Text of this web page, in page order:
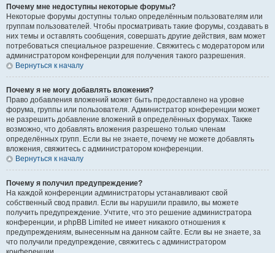
Почему мне недоступны некоторые форумы?
Некоторые форумы доступны только определённым пользователям или
группам пользователей. Чтобы просматривать такие форумы, создавать в
них темы и оставлять сообщения, совершать другие действия, вам может
потребоваться специальное разрешение. Свяжитесь с модератором или
администратором конференции для получения такого разрешения.
Вернуться к началу
Почему я не могу добавлять вложения?
Право добавления вложений может быть предоставлено на уровне
форума, группы или пользователя. Администратор конференции может
не разрешить добавление вложений в определённых форумах. Также
возможно, что добавлять вложения разрешено только членам
определённых групп. Если вы не знаете, почему не можете добавлять
вложения, свяжитесь с администратором конференции.
Вернуться к началу
Почему я получил предупреждение?
На каждой конференции администраторы устанавливают свой
собственный свод правил. Если вы нарушили правило, вы можете
получить предупреждение. Учтите, что это решение администратора
конференции, и phpBB Limited не имеет никакого отношения к
предупреждениям, вынесенным на данном сайте. Если вы не знаете, за
что получили предупреждение, свяжитесь с администратором